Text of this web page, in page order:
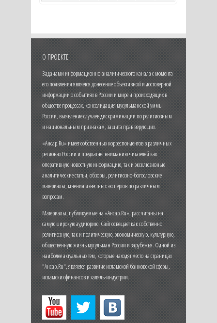
О ПРОЕКТЕ
Задачами информационно-аналитического канала с момента
его появления является донесение объективной и достоверной
информации о событиях в России и мире и происходящих в
обществе процессах, консолидация мусульманской уммы
России, выявление случаев дискриминации по религиозным
и национальным признакам, защита прав верующих.
«Ансар.Ru» имеет собственных корреспондентов в различных
регионах России и предлагает вниманию читателей как
оперативную новостную информацию, так и эксклюзивные
аналитические статьи, обзоры, религиозно-богословские
материалы, мнения известных экспертов по различным
вопросам.
Материалы, публикуемые на «Ансар.Ru», рассчитаны на
самую широкую аудиторию. Сайт освещает как собственно
религиозную, так и политическую, экономическую, культурную,
общественную жизнь мусульман России и зарубежья. Одной из
наиболее актуальных тем, которые находят место на страницах
"Ансар.Ru", является развитие исламской банковской сферы,
исламских финансов и халяль-индустрии.